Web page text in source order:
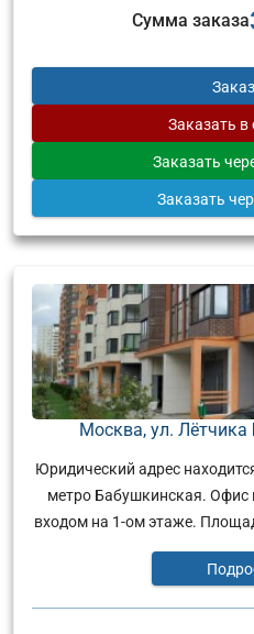
Сумма заказа
Заказать в
Заказать
Заказать
Москва, ул.
Юридический адрес
метро Бабушкинская.
входом на 1-ом этаже.